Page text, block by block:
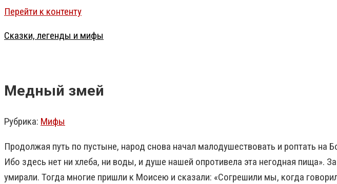
Перейти к контенту
Сказки, легенды и мифы
Медный змей
Рубрика: Мифы
Продолжая путь по пустыне, народ снова начал малодушествовать и роптать
Ибо здесь нет ни хлеба, ни воды, и душе нашей опротивела эта негодная пища».
умирали. Тогда многие пришли к Моисею и сказали: «Согрешили мы, когда